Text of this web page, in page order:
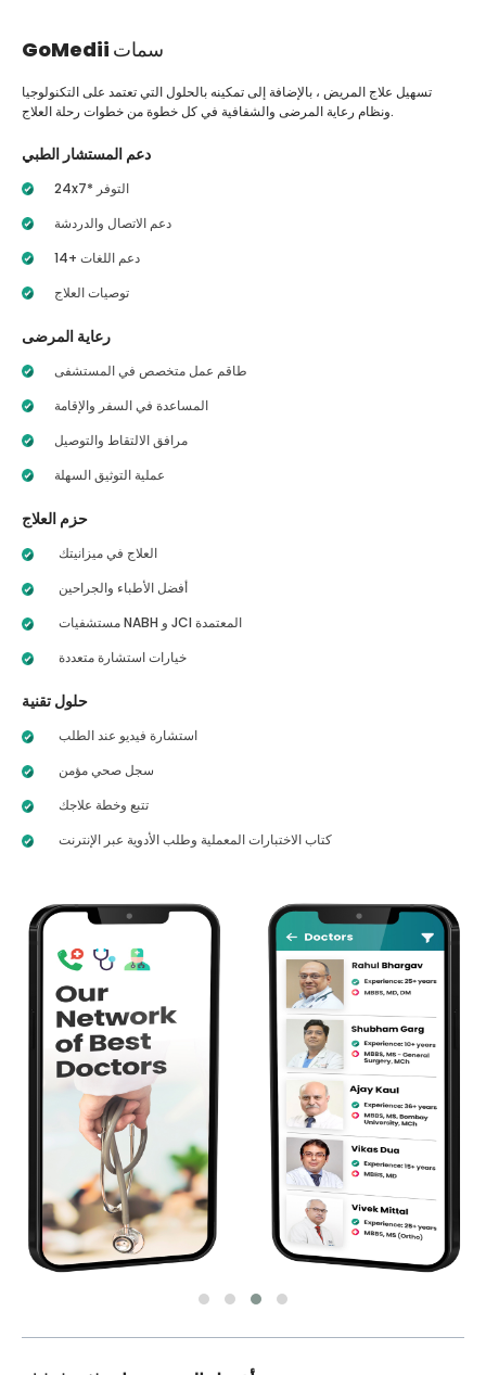
GoMedii سمات
تسهيل علاج المريض ، بالإضافة إلى تمكينه بالحلول التي تعتمد على التكنولوجيا
ونظام رعاية المرضى والشفافية في كل خطوة من خطوات رحلة العلاج.
دعم المستشار الطبي
24x7* التوفر
دعم الاتصال والدردشة
14+ دعم اللغات
توصيات العلاج
رعاية المرضى
طاقم عمل متخصص في المستشفى
المساعدة في السفر والإقامة
مرافق الالتقاط والتوصيل
عملية التوثيق السهلة
حزم العلاج
العلاج في ميزانيتك
أفضل الأطباء والجراحين
مستشفيات NABH و JCI المعتمدة
خيارات استشارة متعددة
حلول تقنية
استشارة فيديو عند الطلب
سجل صحي مؤمن
تتبع وخطة علاجك
كتاب الاختبارات المعملية وطلب الأدوية عبر الإنترنت